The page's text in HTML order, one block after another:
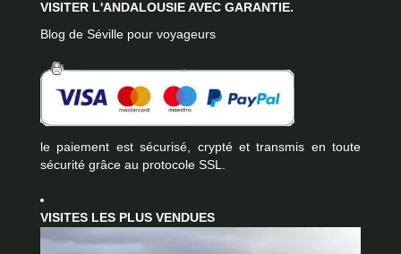
VISITER L'ANDALOUSIE AVEC GARANTIE.
Blog de Séville pour voyageurs
le paiement est sécurisé, crypté et transmis en toute
sécurité grâce au protocole SSL.
VISITES LES PLUS VENDUES